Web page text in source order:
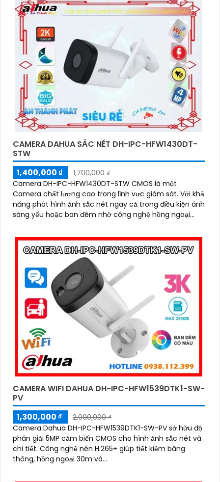
CAMERA DAHUA SẮC NÉT DH-IPC-HFW1430DT-
STW
1,400,000 ₫
1,700,000 ₫
Camera DH-IPC-HFW1430DT-STW CMOS là một
Camera chất lượng cao trong lĩnh vực giám sát. Với khả
năng phát hình ảnh sắc nét ngay cả trong điều kiện ánh
sáng yếu hoặc ban đêm nhờ công nghệ hồng ngoại
CAMERA WIFI DAHUA DH-IPC-HFW1539DTK1-SW-
PV
1,300,000 ₫
2,000,000 ₫
Camera Dahua DH-IPC-HFW1539DTK1-SW-PV sở hữu độ
phân giải 5MP cảm biến CMOS cho hình ảnh sắc nét và
chi tiết. Công nghệ nén H.265+ giúp tiết kiệm băng
thông, hồng ngoại 30m và...